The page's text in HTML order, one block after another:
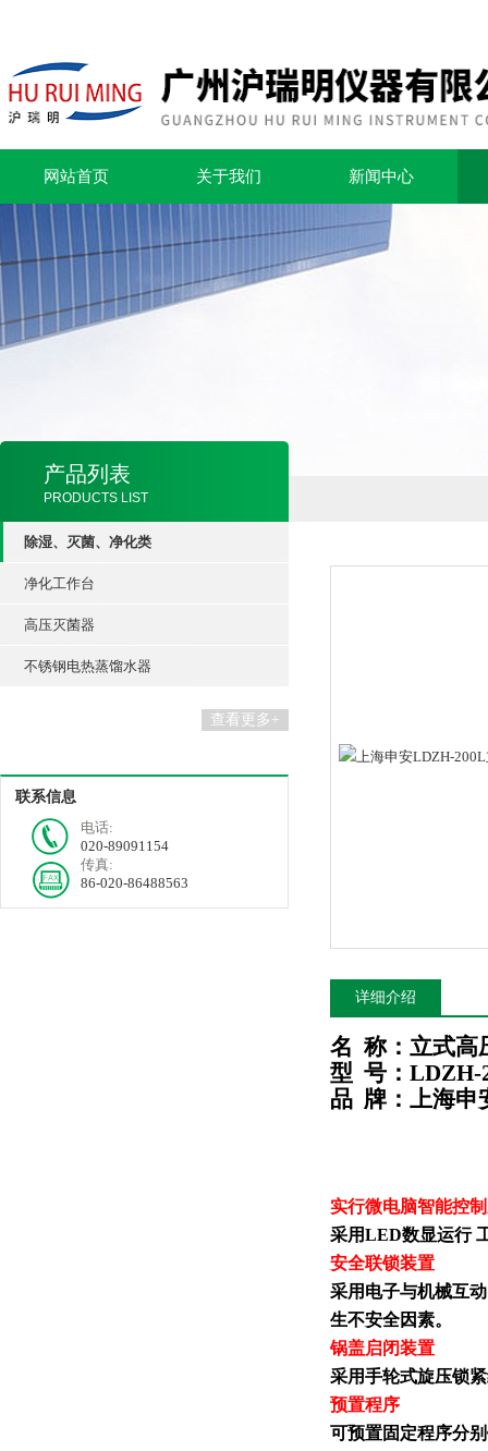
网站首页 关于我们 新闻中心
产品列表
PRODUCTS LIST
除湿、灭菌、净化类
净化工作台
高压灭菌器
不锈钢电热蒸馏水器
查看更多+
联系信息
电话:
020-89091154
传真:
86-020-86488563
详细介绍
名 称：立式高
型 号：LDZH-
品 牌：上海申
实行微电脑智能控
采用LED数显运行
安全联锁装置
采用电子与机械互
生不安全因素。
锅盖启闭装置
采用手轮式旋压锁紧
预置程序
可预置固定程序分